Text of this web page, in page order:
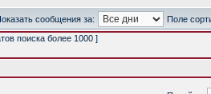
сообщения за:
Поле
поиска более 1000 ]